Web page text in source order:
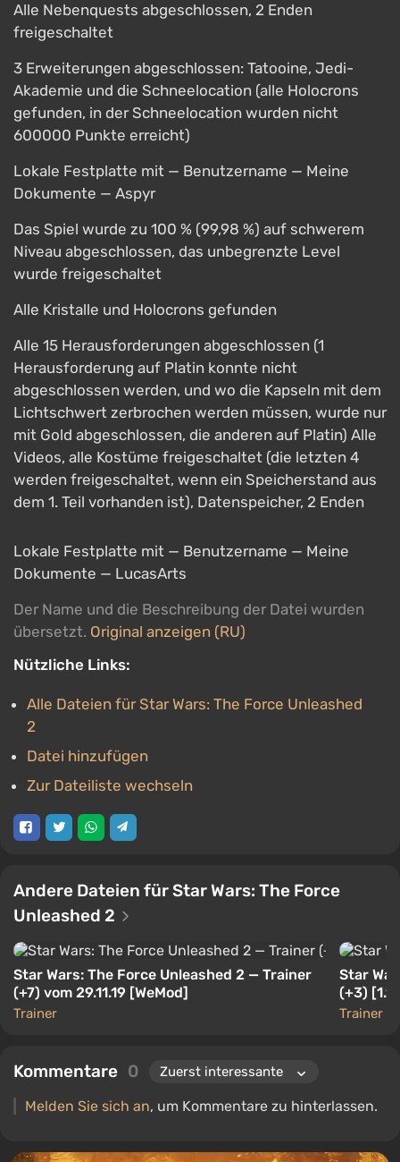
Alle Nebenquests abgeschlossen, 2 Enden
freigeschaltet
3 Erweiterungen abgeschlossen: Tatooine, Jedi-
Akademie und die Schneelocation (alle Holocrons
gefunden, in der Schneelocation wurden nicht
600000 Punkte erreicht)
Lokale Festplatte mit — Benutzername — Meine
Dokumente — Aspyr
Das Spiel wurde zu 100 % (99,98 %) auf schwerem
Niveau abgeschlossen, das unbegrenzte Level
wurde freigeschaltet
Alle Kristalle und Holocrons gefunden
Alle 15 Herausforderungen abgeschlossen (1
Herausforderung auf Platin konnte nicht
abgeschlossen werden, und wo die Kapseln mit dem
Lichtschwert zerbrochen werden müssen, wurde nur
mit Gold abgeschlossen, die anderen auf Platin) Alle
Videos, alle Kostüme freigeschaltet (die letzten 4
werden freigeschaltet, wenn ein Speicherstand aus
dem 1. Teil vorhanden ist), Datenspeicher, 2 Enden
Lokale Festplatte mit — Benutzername — Meine
Dokumente — LucasArts
Der Name und die Beschreibung der Datei wurden
übersetzt. Original anzeigen (RU)
Nützliche Links:
Alle Dateien für Star Wars: The Force Unleashed
2
Datei hinzufügen
Zur Dateiliste wechseln
Andere Dateien für Star Wars: The Force
Unleashed 2
Star Wars: The Force Unleashed 2 — Trainer
(+7) vom 29.11.19 [WeMod]
Trainer
Star
(+3) [1.1]
Trainer
Kommentare 0
Melden Sie sich an, um Kommentare zu hinterlassen.